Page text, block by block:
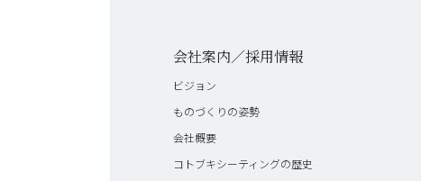
会社案内／採用情報
ビジョン
ものづくりの姿勢
会社概要
コトブキシーティングの歴史